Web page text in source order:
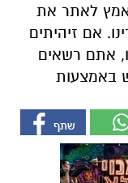
מאמץ לאתר את
אם זיהיתים
אתם רשאים
באמצעות